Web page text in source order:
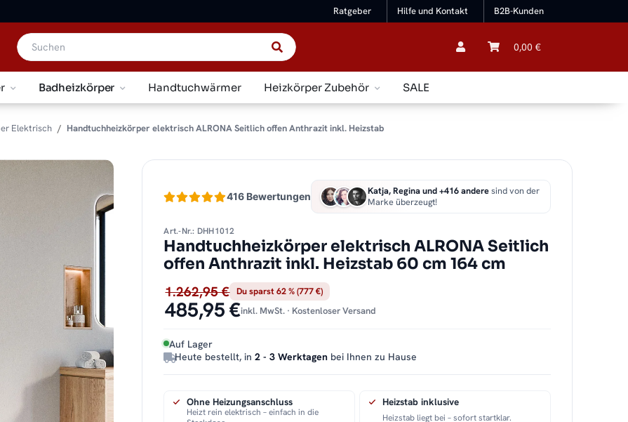
Ratgeber Hilfe und Kontakt B2B-Kunden
0,00 €
Badheizkörper Handtuchwärmer Heizkörper Zubehör SALE
Elektrisch Handtuchheizkörper elektrisch ALRONA Seitlich offen Anthrazit inkl. Heizstab
416 Bewertungen Katja, Regina und +416 anderesind von der
Marke überzeugt!
Art.-Nr.: DHH1012
Handtuchheizkörper elektrisch ALRONA Seitlich
offen Anthrazit inkl. Heizstab 60 cm 164 cm
1.262,95 € Du sparst 62 % (777 €)
485,95 €inkl. MwSt. · Kostenloser Versand
Auf Lager
Heute bestellt, in2 - 3 Werktagen bei Ihnen zu Hause
Ohne Heizungsanschluss
Heizt rein elektrisch – einfach in die
Heizstab inklusive
Heizstab liegt bei – sofort startklar.